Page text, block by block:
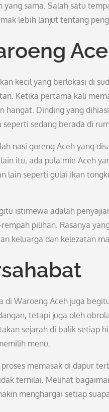
sama. Salah satu
lebih lanjut tentang
kecil yang berlokasi di
Ketika pertama kali
hangat. Dinding yang
sedang berada di
nasi goreng Aceh yang
itu, ada pula mie Aceh
lain seperti gulai ikan
istimewa adalah
pilihan. Rasanya
keluarga dan kelezatan
di Waroeng Aceh juga
tetapi juga oleh
sejarah di balik setiap
menu.
memasak di dapur
ternilai. Melihat
menghargai setiap